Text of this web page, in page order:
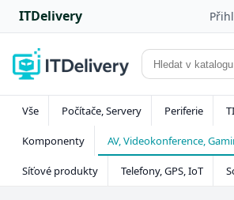
ITDelivery
Vše Počítače, Servery Periferie
Komponenty AV, Videokonference,
Síťové produkty Telefony, GPS, IoT